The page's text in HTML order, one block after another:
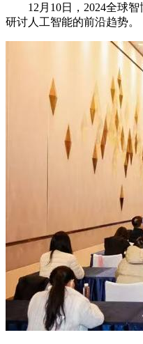
12月10日，2024全球智
研讨人工智能的前沿趋势。